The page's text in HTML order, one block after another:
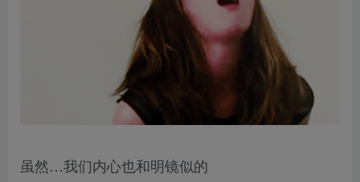
虽然…我们内心也和明镜似的